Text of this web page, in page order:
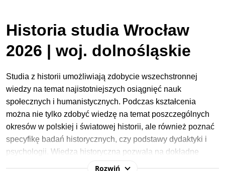
Historia studia Wrocław
2026 | woj. dolnośląskie
Studia z historii umożliwiają zdobycie wszechstronnej
wiedzy na temat najistotniejszych osiągnięć nauk
społecznych i humanistycznych. Podczas kształcenia
można nie tylko zdobyć wiedzę na temat poszczególnych
okresów w polskiej i światowej historii, ale również poznać
specyfikę badań historycznych, czy podstawy dydaktyki i
psychologii. Wiedza historyczna pozwala na dokładne
zrozumienie procesów społecznych, politycznych, czy
Rozwiń